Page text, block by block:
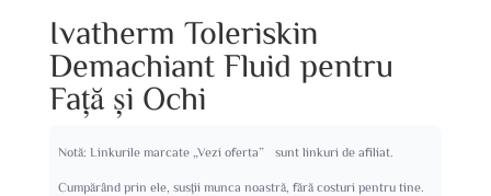
Ivatherm Toleriskin
Demachiant Fluid pentru
Față și Ochi
Notă: Linkurile marcate „Vezi oferta” sunt linkuri de afiliat.
Cumpărând prin ele, susții munca noastră, fără costuri pentru tine.